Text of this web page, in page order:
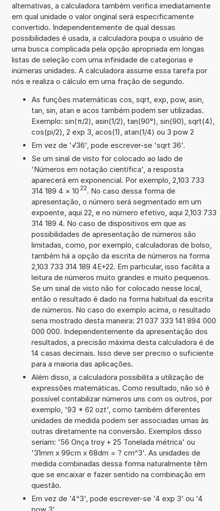
alternativas, a calculadora também verifica imediatamente
em qual unidade o valor original será especificamente
convertido. Independentemente de qual dessas
possibilidades é usada, a calculadora poupa o usuário de
uma busca complicada pela opção apropriada em longas
listas de seleção com uma infinidade de categorias e
inúmeras unidades. A calculadora assume essa tarefa por
nós e realiza o cálculo em uma fração de segundo.
As funções matemáticas cos, sqrt, exp, pow, asin,
tan, sin, atan e acos também podem ser utilizadas.
Exemplo: sin(π/2), asin(1/2), tan(90°), sin(90), sqrt(4),
cos(pi/2), 2 exp 3, acos(1), atan(1/4) ou 3 pow 2
Em vez de '√36', pode escrever-se 'sqrt 36'.
Se um sinal de visto for colocado ao lado de
'Números em notação científica', a resposta
aparecerá em exponencial. Por exemplo, 2,103 733
314 189 4 × 10 22. No caso dessa forma de
apresentação, o número será segmentado em um
expoente, aqui 22, e no número efetivo, aqui 2,103 733
314 189 4. No caso de dispositivos em que as
possibilidades de apresentação de números são
limitadas, como, por exemplo, calculadoras de bolso,
também há a opção da escrita de números na forma
2,103 733 314 189 4E+22. Em particular, isso facilita a
leitura de números muito grandes e muito pequenos.
Se um sinal de visto não for colocado nesse local,
então o resultado é dado na forma habitual da escrita
de números. No caso do exemplo acima, o resultado
seria mostrado desta maneira: 21 037 333 141 894 000
000 000. Independentemente da apresentação dos
resultados, a precisão máxima desta calculadora é de
14 casas decimais. Isso deve ser preciso o suficiente
para a maioria das aplicações.
Além disso, a calculadora possibilita a utilização de
expressões matemáticas. Como resultado, não só é
possível contabilizar números uns com os outros, por
exemplo, '93 * 62 ozt', como também diferentes
unidades de medida podem ser associadas umas às
outras diretamente na conversão. Exemplos disso
seriam: '56 Onça troy + 25 Tonelada métrica' ou
'31mm x 99cm x 68dm = ? cm^3'. As unidades de
medida combinadas dessa forma naturalmente têm
que se encaixar e fazer sentido na combinação em
questão.
Em vez de '4^3', pode escrever-se '4 exp 3' ou '4
pow 3'.